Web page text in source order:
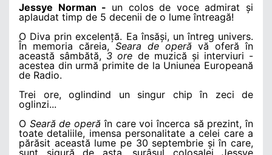
Jessye Norman - un colos de voce admirat și
aplaudat timp de 5 decenii de o lume întreagă!
O Diva prin excelență. Ea însăși, un întreg univers.
În memoria căreia, Seara de operă vă oferă în
această sâmbătă, 3 ore de muzică și interviuri -
acestea din urmă primite de la Uniunea Europeană
de Radio.
Trei ore, oglindind un singur chip în zeci de
oglinzi...
O Seară de operă în care voi încerca să prezint, în
toate detaliile, imensa personalitate a celei care a
părăsit această lume pe 30 septembrie și în care,
sunt sigură de asta, surâsul colosalei Jessye